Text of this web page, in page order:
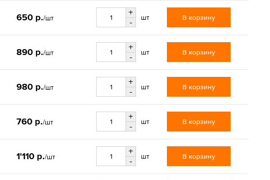
650 р./шт
+
-
шт В корзину
890 р./шт
+
-
шт В корзину
980 р./шт
+
-
шт В корзину
760 р./шт
+
-
шт В корзину
1'110 р./шт
+
-
шт В корзину